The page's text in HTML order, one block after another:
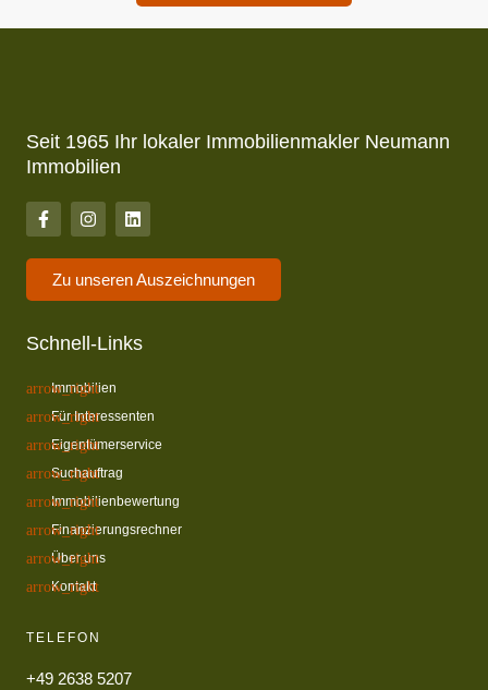
Seit 1965 Ihr lokaler Immobilienmakler Neumann
Immobilien
Zu unseren Auszeichnungen
Schnell-Links
Immobilien
Für Interessenten
Eigentümerservice
Suchauftrag
Immobilienbewertung
Finanzierungsrechner
Über uns
Kontakt
TELEFON
+49 2638 5207